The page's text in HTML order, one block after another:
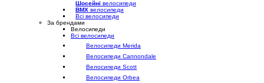
Шосейні велосипеди
BMX велосипеди
Всі велосипеди
За брендами
Велосипеди
Всі велосипеди
Велосипеди Merida
Велосипеди Cannondale
Велосипеди Scott
Велосипеди Orbea